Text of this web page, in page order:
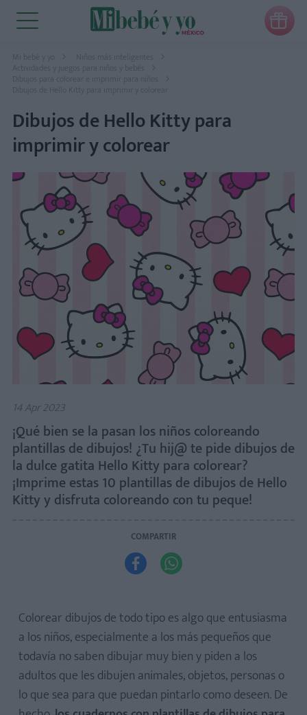

Mi bebé y yo
Niños más inteligentes
Actividades y juegos para niños y bebés
Dibujos para colorear e imprimir para niños
Dibujos de Hello Kitty para imprimir y colorear
Dibujos de Hello Kitty para
imprimir y colorear
14 Apr 2023
¡Qué bien se la pasan los niños coloreando
plantillas de dibujos! ¿Tu hij@ te pide dibujos de
la dulce gatita Hello Kitty para colorear?
¡Imprime estas 10 plantillas de dibujos de Hello
Kitty y disfruta coloreando con tu peque!
COMPARTIR
 
Colorear dibujos de todo tipo es algo que entusiasma
a los niños, especialmente a los más pequeños que
todavía no saben dibujar muy bien y piden a los
adultos que les dibujen animales, objetos, personas o
lo que sea para que puedan pintarlo como deseen. De